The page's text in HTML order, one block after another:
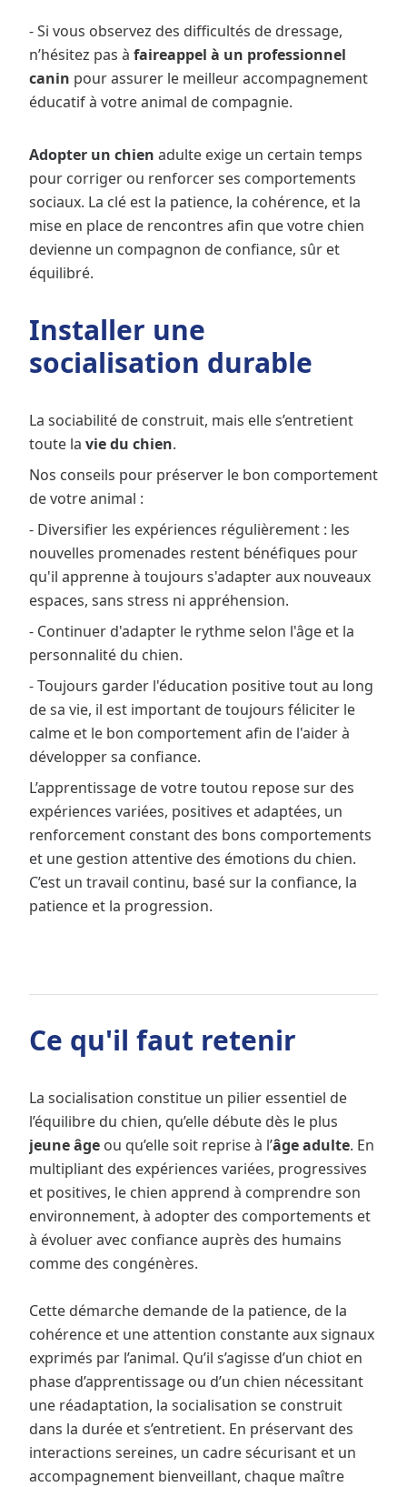
- Si vous observez des difficultés de dressage,
n’hésitez pas à faireappel à un professionnel
canin pour assurer le meilleur accompagnement
éducatif à votre animal de compagnie.
Adopter un chien adulte exige un certain temps
pour corriger ou renforcer ses comportements
sociaux. La clé est la patience, la cohérence, et la
mise en place de rencontres afin que votre chien
devienne un compagnon de confiance, sûr et
équilibré.
Installer une
socialisation durable
La sociabilité de construit, mais elle s’entretient
toute la vie du chien.
Nos conseils pour préserver le bon comportement
de votre animal :
- Diversifier les expériences régulièrement : les
nouvelles promenades restent bénéfiques pour
qu'il apprenne à toujours s'adapter aux nouveaux
espaces, sans stress ni appréhension.
- Continuer d'adapter le rythme selon l'âge et la
personnalité du chien.
- Toujours garder l'éducation positive tout au long
de sa vie, il est important de toujours féliciter le
calme et le bon comportement afin de l'aider à
développer sa confiance.
L’apprentissage de votre toutou repose sur des
expériences variées, positives et adaptées, un
renforcement constant des bons comportements
et une gestion attentive des émotions du chien.
C’est un travail continu, basé sur la confiance, la
patience et la progression.
Ce qu'il faut retenir
La socialisation constitue un pilier essentiel de
l’équilibre du chien, qu’elle débute dès le plus
jeune âge ou qu’elle soit reprise à l’âge adulte. En
multipliant des expériences variées, progressives
et positives, le chien apprend à comprendre son
environnement, à adopter des comportements et
à évoluer avec confiance auprès des humains
comme des congénères.
Cette démarche demande de la patience, de la
cohérence et une attention constante aux signaux
exprimés par l’animal. Qu’il s’agisse d’un chiot en
phase d’apprentissage ou d’un chien nécessitant
une réadaptation, la socialisation se construit
dans la durée et s’entretient. En préservant des
interactions sereines, un cadre sécurisant et un
accompagnement bienveillant, chaque maître